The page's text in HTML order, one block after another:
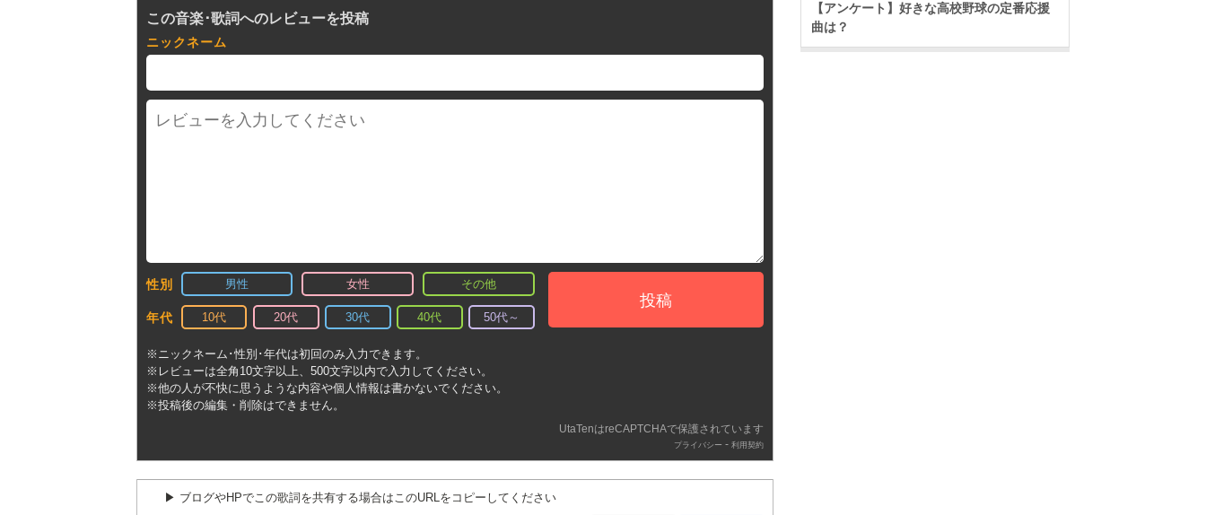
この音楽･歌詞へのレビューを投稿
ニックネーム
性別 男性 女性 その他
年代 10代 20代 30代 40代 50代～
投稿
※ニックネーム･性別･年代は初回のみ入力できます。
※レビューは全角10文字以上、500文字以内で入力してください。
※他の人が不快に思うような内容や個人情報は書かないでください。
※投稿後の編集・削除はできません。
UtaTenはreCAPTCHAで保護されています
プライバシー - 利用契約
▶︎ ブログやHPでこの歌詞を共有する場合はこのURLをコピーしてください
【アンケート】好きな高校野球の定番応援
曲は？